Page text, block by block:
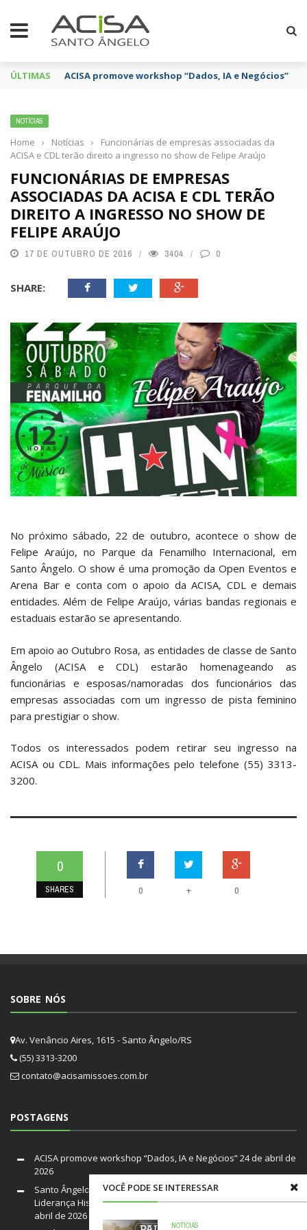
ÚLTIMAS ACISA promove workshop “Dados, IA e Negócios”
NOTÍCIAS
Home › Notícias ›
Funcionárias de empresas associadas da
ACISA e CDL terão direito a ingresso no show de Felipe Araújo
FUNCIONÁRIAS DE EMPRESAS
ASSOCIADAS DA ACISA E CDL TERÃO
DIREITO A INGRESSO NO SHOW DE
FELIPE ARAÚJO
17 DE OUTUBRO DE 2016 3404 0
SHARE:
No próximo sábado, 22 de outubro, acontece o show de
Felipe Araújo, no Parque da Fenamilho Internacional, em
Santo Ângelo. O show é uma promoção da Open Eventos e
Arena Bar e conta com o apoio da ACISA, CDL e demais
entidades. Além de Felipe Araújo, várias bandas regionais e
estaduais estarão se apresentando.
Em apoio ao Outubro Rosa, as entidades de classe de Santo
Ângelo (ACISA e CDL) estarão homenageando as
funcionárias e esposas/namoradas dos funcionários das
empresas associadas com um ingresso de pista feminino
para prestigiar o show.
Todos os interessados podem retirar seu ingresso na
ACISA ou CDL. Mais informações pelo telefone (55) 3313-
3200.
0
SHARES 0 + 0
VOCÊ PODE SE INTERESSAR
NOTÍCIAS
SOBRE NÓS
Av. Venâncio Aires, 1615 - Santo Ângelo/RS
(55) 3313-3200
contato@acisamissoes.com.br
POSTAGENS
ACISA promove workshop “Dados, IA e Negócios”24 de abril de
2026
Santo Ângelo em Luto: Falece Franco André Neutz da Silveira,
Liderança Histórica da ACISA e Fenamilho Internacional20 de
abril de 2026